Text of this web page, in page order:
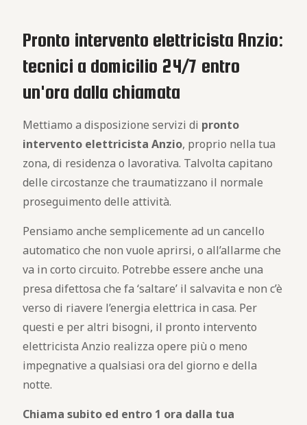
Pronto intervento elettricista Anzio:
tecnici a domicilio 24/7 entro
un'ora dalla chiamata
Mettiamo a disposizione servizi di pronto
intervento elettricista Anzio, proprio nella tua
zona, di residenza o lavorativa. Talvolta capitano
delle circostanze che traumatizzano il normale
proseguimento delle attività.
Pensiamo anche semplicemente ad un cancello
automatico che non vuole aprirsi, o all’allarme che
va in corto circuito. Potrebbe essere anche una
presa difettosa che fa ‘saltare’ il salvavita e non c’è
verso di riavere l’energia elettrica in casa. Per
questi e per altri bisogni, il pronto intervento
elettricista Anzio realizza opere più o meno
impegnative a qualsiasi ora del giorno e della
notte.
Chiama subito ed entro 1 ora dalla tua